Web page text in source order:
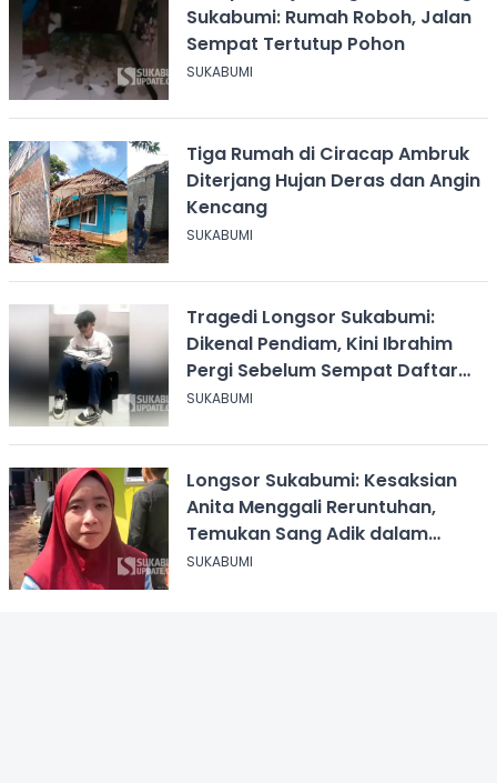
Sukabumi: Rumah Roboh, Jalan
Sempat Tertutup Pohon
SUKABUMI
Tiga Rumah di Ciracap Ambruk
Diterjang Hujan Deras dan Angin
Kencang
SUKABUMI
Tragedi Longsor Sukabumi:
Dikenal Pendiam, Kini Ibrahim
Pergi Sebelum Sempat Daftar
Sekolah
SUKABUMI
Longsor Sukabumi: Kesaksian
Anita Menggali Reruntuhan,
Temukan Sang Adik dalam
Timbunan Tanah
SUKABUMI